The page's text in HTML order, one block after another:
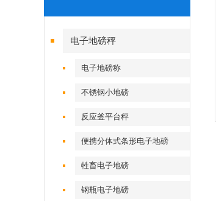
电子地磅秤
电子地磅称
不锈钢小地磅
反应釜平台秤
便携分体式条形电子地磅
牲畜电子地磅
钢瓶电子地磅